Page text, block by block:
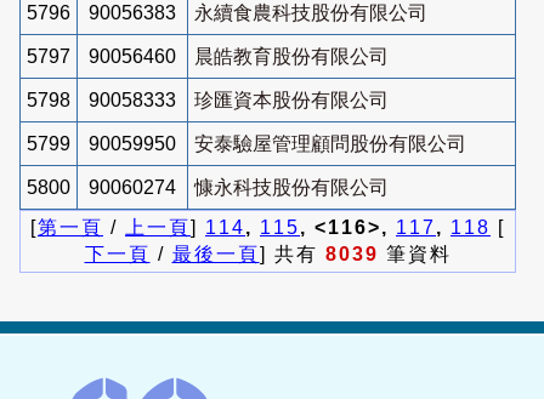
5796 90056383 永續食農科技股份有限公司
5797 90056460 晨皓教育股份有限公司
5798 90058333 珍匯資本股份有限公司
5799 90059950 安泰驗屋管理顧問股份有限公司
5800 90060274
慷永科技股份有限公司
[第一頁 / 上一頁] 114, 115, <116>, 117, 118 [
下一頁 / 最後一頁] 共有 8039 筆資料